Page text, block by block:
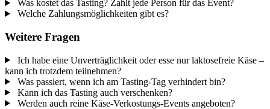
Was kostet das Tasting? Zahlt jede Person für das Event?
Welche Zahlungsmöglichkeiten gibt es?
Weitere Fragen
Ich habe eine Unverträglichkeit oder esse nur laktosefreie Käse –
kann ich trotzdem teilnehmen?
Was passiert, wenn ich am Tasting-Tag verhindert bin?
Kann ich das Tasting auch verschenken?
Werden auch reine Käse-Verkostungs-Events angeboten?